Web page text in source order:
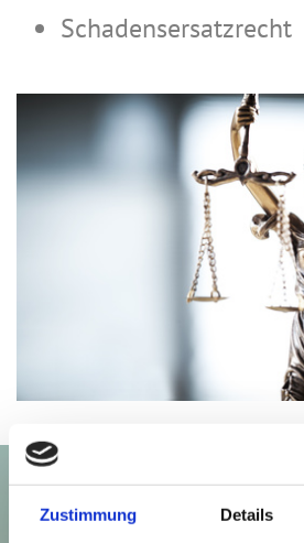
Zustimmung Details
Schadensersatzrecht